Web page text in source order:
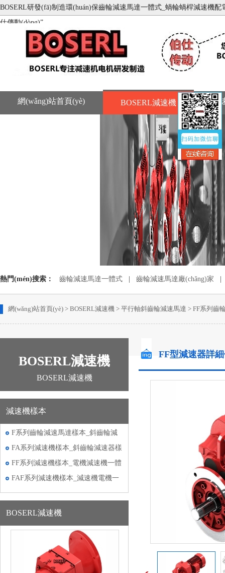
BOSERL研發(fā)制造環(huán)保齒輪減速馬達一體式_蝸輪蝸桿減速機配
仕傳動(dòng)”
網(wǎng)站首頁(yè) BOSERL減速機 減
熱門(mén)搜索： 齒輪減速馬達一體式 齒輪減速馬達廠(chǎng)家
網(wǎng)站首頁(yè) > BOSERL減速機 > 平行軸斜齒輪減速馬達 > FF系列齒
BOSERL減速機
BOSERL減速機
減速機樣本
F系列齒輪減速馬達樣本_斜齒輪減
速機樣本
FA系列減速機樣本_斜齒輪減速器樣
FF系列減速機樣本_電機減速機一體
機樣本
FAF系列減速機樣本_減速機電機一
BOSERL減速機
FF型減速器詳